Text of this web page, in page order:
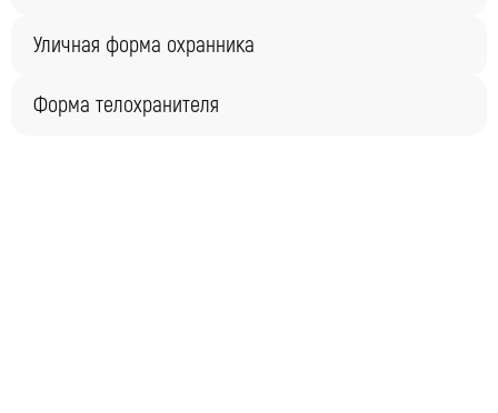
Уличная форма охранника
Форма телохранителя